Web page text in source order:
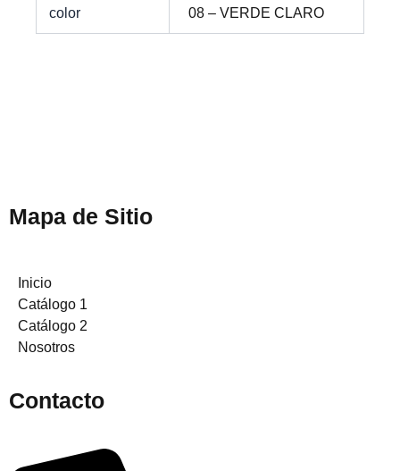
color 08 – VERDE CLARO
Mapa de Sitio
Inicio
Catálogo 1
Catálogo 2
Nosotros
Contacto